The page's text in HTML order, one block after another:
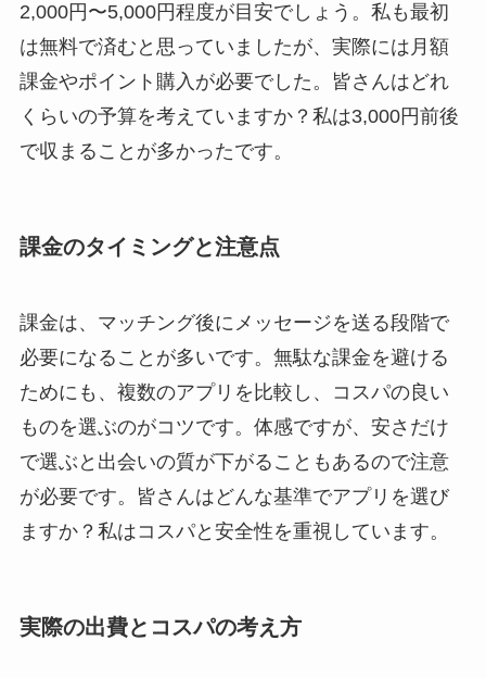
2,000円〜5,000円程度が目安でしょう。私も最初
は無料で済むと思っていましたが、実際には月額
課金やポイント購入が必要でした。皆さんはどれ
くらいの予算を考えていますか？私は3,000円前後
で収まることが多かったです。
課金のタイミングと注意点
課金は、マッチング後にメッセージを送る段階で
必要になることが多いです。無駄な課金を避ける
ためにも、複数のアプリを比較し、コスパの良い
ものを選ぶのがコツです。体感ですが、安さだけ
で選ぶと出会いの質が下がることもあるので注意
が必要です。皆さんはどんな基準でアプリを選び
ますか？私はコスパと安全性を重視しています。
実際の出費とコスパの考え方